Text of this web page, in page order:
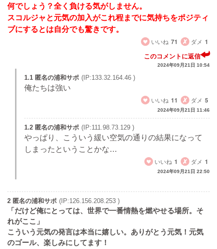
何でしょう？全く負ける気がしません。
スコルジャと元気の加入がこれ程までに気持ちをポジティ
ブにするとは自分でも驚きです。
いいね 71 ダメ 1
このコメントに返信
2024年09月21日 10:54
1.1 匿名の浦和サポ (IP:133.32.164.46 )
俺たちは強い
いいね 11 ダメ 5
2024年09月21日 11:46
1.2 匿名の浦和サポ (IP:111.98.73.129 )
やっぱり、こういう緩い空気の通りの結果になって
しまったということかな…
いいね 1 ダメ 1
2024年09月21日 22:50
2 匿名の浦和サポ (IP:126.156.208.253 )
「だけど俺にとっては、世界で一番情熱を燃やせる場所。そ
れがここ」
こういう元気の発言は本当に嬉しい。ありがとう元気！元気
のゴール、楽しみにしてます！